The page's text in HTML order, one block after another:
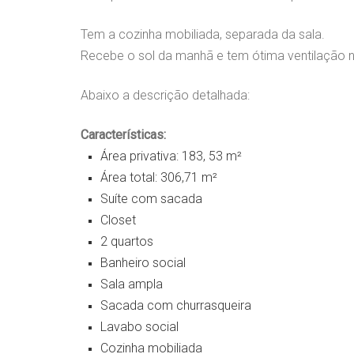
Tem a cozinha mobiliada, separada da sala.
Recebe o sol da manhã e tem ótima ventilação
Abaixo a descrição detalhada:
Características:
Área privativa: 183, 53 m²
Área total: 306,71 m²
Suíte com sacada
Closet
2 quartos
Banheiro social
Sala ampla
Sacada com churrasqueira
Lavabo social
Cozinha mobiliada